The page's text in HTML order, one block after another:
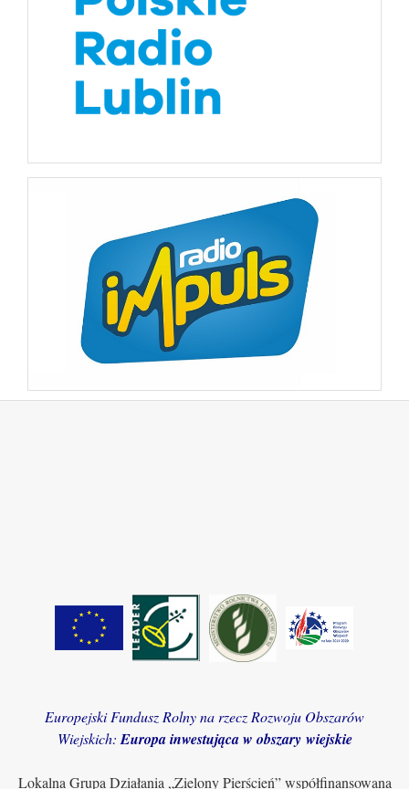
Europejski Fundusz Rolny na rzecz Rozwoju Obszarów
Wiejskich: Europa inwestująca w obszary wiejskie
Lokalna Grupa Działania „Zielony Pierścień” współfinansowana